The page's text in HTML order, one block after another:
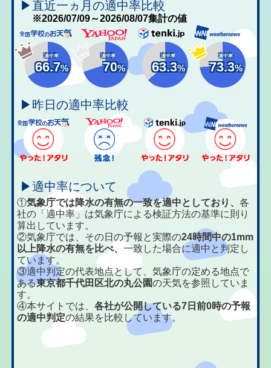
▶直近一ヵ月の適中率比較
※2026/07/09～2026/08/07集計の値
適中率
66.7%
適中率
70%
適中率
63.3%
適中率
73.3%
▶昨日の適中率比較
▶適中率について
①気象庁では降水の有無の一致を適中としており、各
社の「適中率」は気象庁による検証方法の基準に則り
算出しています。
②気象庁では、その日の予報と実際の24時間中の1mm
以上降水の有無を比べ、一致した場合に適中と判定し
ています。
③適中判定の代表地点として、気象庁の定める地点で
ある東京都千代田区北の丸公園の天気を参照していま
す。
④本サイトでは、各社が公開している7日前0時の予報
の適中判定の結果を比較しています。